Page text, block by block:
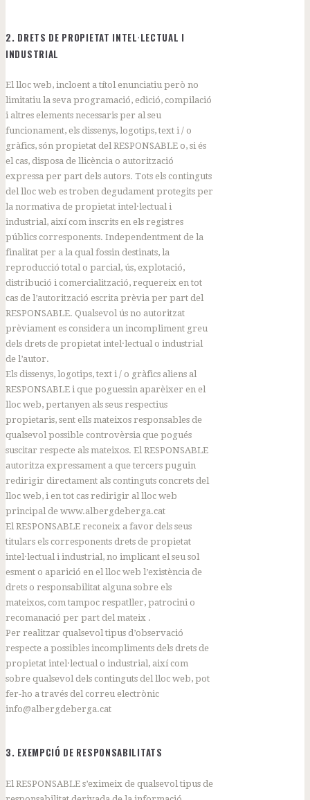
2. DRETS DE PROPIETAT INTEL·LECTUAL I
INDUSTRIAL
El lloc web, incloent a títol enunciatiu però no
limitatiu la seva programació, edició, compilació
i altres elements necessaris per al seu
funcionament, els dissenys, logotips, text i / o
gràfics, són propietat del RESPONSABLE o, si és
el cas, disposa de llicència o autorització
expressa per part dels autors. Tots els continguts
del lloc web es troben degudament protegits per
la normativa de propietat intel·lectual i
industrial, així com inscrits en els registres
públics corresponents. Independentment de la
finalitat per a la qual fossin destinats, la
reproducció total o parcial, ús, explotació,
distribució i comercialització, requereix en tot
cas de l’autorització escrita prèvia per part del
RESPONSABLE. Qualsevol ús no autoritzat
prèviament es considera un incompliment greu
dels drets de propietat intel·lectual o industrial
de l’autor.
Els dissenys, logotips, text i / o gràfics aliens al
RESPONSABLE i que poguessin aparèixer en el
lloc web, pertanyen als seus respectius
propietaris, sent ells mateixos responsables de
qualsevol possible controvèrsia que pogués
suscitar respecte als mateixos. El RESPONSABLE
autoritza expressament a que tercers puguin
redirigir directament als continguts concrets del
lloc web, i en tot cas redirigir al lloc web
principal de www.albergdeberga.cat
El RESPONSABLE reconeix a favor dels seus
titulars els corresponents drets de propietat
intel·lectual i industrial, no implicant el seu sol
esment o aparició en el lloc web l’existència de
drets o responsabilitat alguna sobre els
mateixos, com tampoc respatller, patrocini o
recomanació per part del mateix .
Per realitzar qualsevol tipus d’observació
respecte a possibles incompliments dels drets de
propietat intel·lectual o industrial, així com
sobre qualsevol dels continguts del lloc web, pot
fer-ho a través del correu electrònic
info@albergdeberga.cat
3. EXEMPCIÓ DE RESPONSABILITATS
El RESPONSABLE s’eximeix de qualsevol tipus de